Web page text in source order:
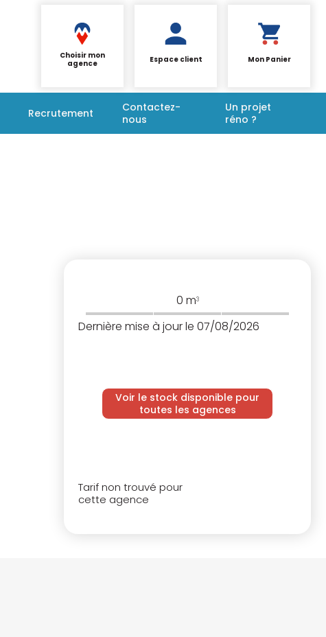
Choisir mon
agence
Espace client Mon Panier
Recrutement
Contactez-
nous
Un projet
réno ?
0 m3
Dernière mise à jour le 07/08/2026
Voir le stock disponible pour
toutes les agences
Tarif non trouvé pour
cette agence